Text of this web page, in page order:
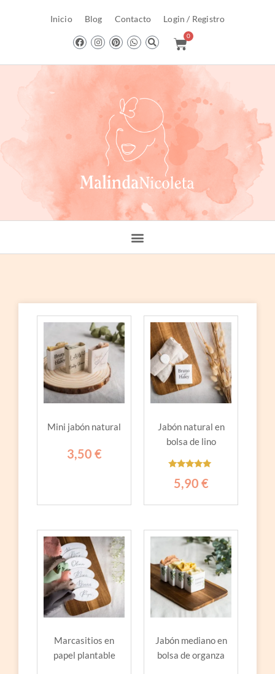
Inicio Blog Contacto Login / Registro
0
Mini jabón natural
3,50 €
Jabón natural en
bolsa de lino
con
5.00
5,90 €
Marcasitios en
papel plantable
Jabón mediano en
bolsa de organza